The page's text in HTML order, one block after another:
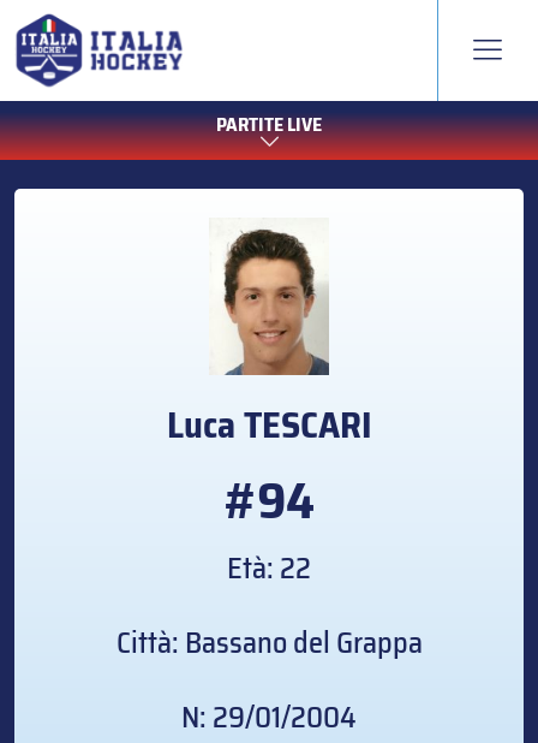
PARTITE LIVE
LucaTESCARI
#94
Età: 22
Città: Bassano del Grappa
N: 29/01/2004